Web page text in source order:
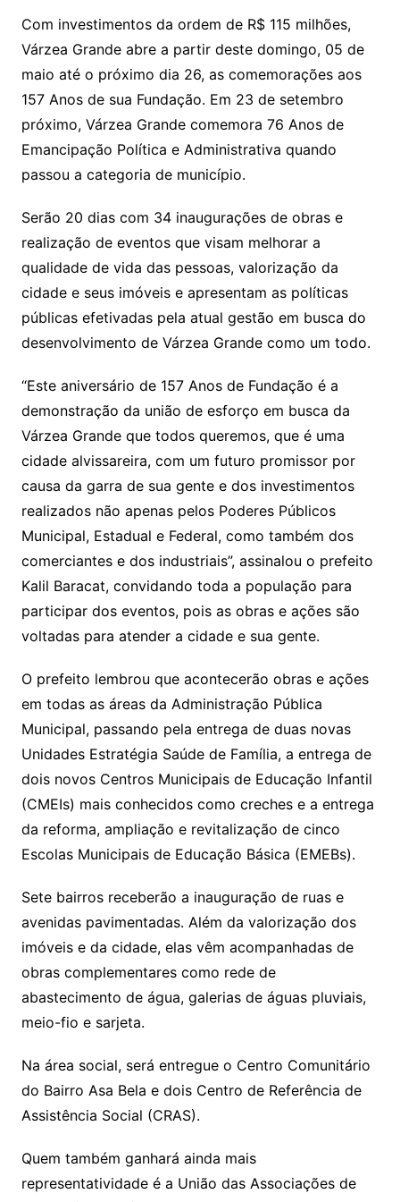
Li
n
k
A
p
p
a
m
dI
n
e
Cl
a
s
sr
m
s
a
g
e
o
k.
c
o
m
p
e
o
o
M
ai
l
a
d
s
l
e
Com investimentos da ordem de R$ 115 milhões,
Várzea Grande abre a partir deste domingo, 05 de
maio até o próximo dia 26, as comemorações aos
157 Anos de sua Fundação. Em 23 de setembro
próximo, Várzea Grande comemora 76 Anos de
Emancipação Política e Administrativa quando
passou a categoria de município.
Serão 20 dias com 34 inaugurações de obras e
realização de eventos que visam melhorar a
qualidade de vida das pessoas, valorização da
cidade e seus imóveis e apresentam as políticas
públicas efetivadas pela atual gestão em busca do
desenvolvimento de Várzea Grande como um todo.
“Este aniversário de 157 Anos de Fundação é a
demonstração da união de esforço em busca da
Várzea Grande que todos queremos, que é uma
cidade alvissareira, com um futuro promissor por
causa da garra de sua gente e dos investimentos
realizados não apenas pelos Poderes Públicos
Municipal, Estadual e Federal, como também dos
comerciantes e dos industriais”, assinalou o prefeito
Kalil Baracat, convidando toda a população para
participar dos eventos, pois as obras e ações são
voltadas para atender a cidade e sua gente.
O prefeito lembrou que acontecerão obras e ações
em todas as áreas da Administração Pública
Municipal, passando pela entrega de duas novas
Unidades Estratégia Saúde de Família, a entrega de
dois novos Centros Municipais de Educação Infantil
(CMEIs) mais conhecidos como creches e a entrega
da reforma, ampliação e revitalização de cinco
Escolas Municipais de Educação Básica (EMEBs).
Sete bairros receberão a inauguração de ruas e
avenidas pavimentadas. Além da valorização dos
imóveis e da cidade, elas vêm acompanhadas de
obras complementares como rede de
abastecimento de água, galerias de águas pluviais,
meio-fio e sarjeta.
Na área social, será entregue o Centro Comunitário
do Bairro Asa Bela e dois Centro de Referência de
Assistência Social (CRAS).
Quem também ganhará ainda mais
representatividade é a União das Associações de